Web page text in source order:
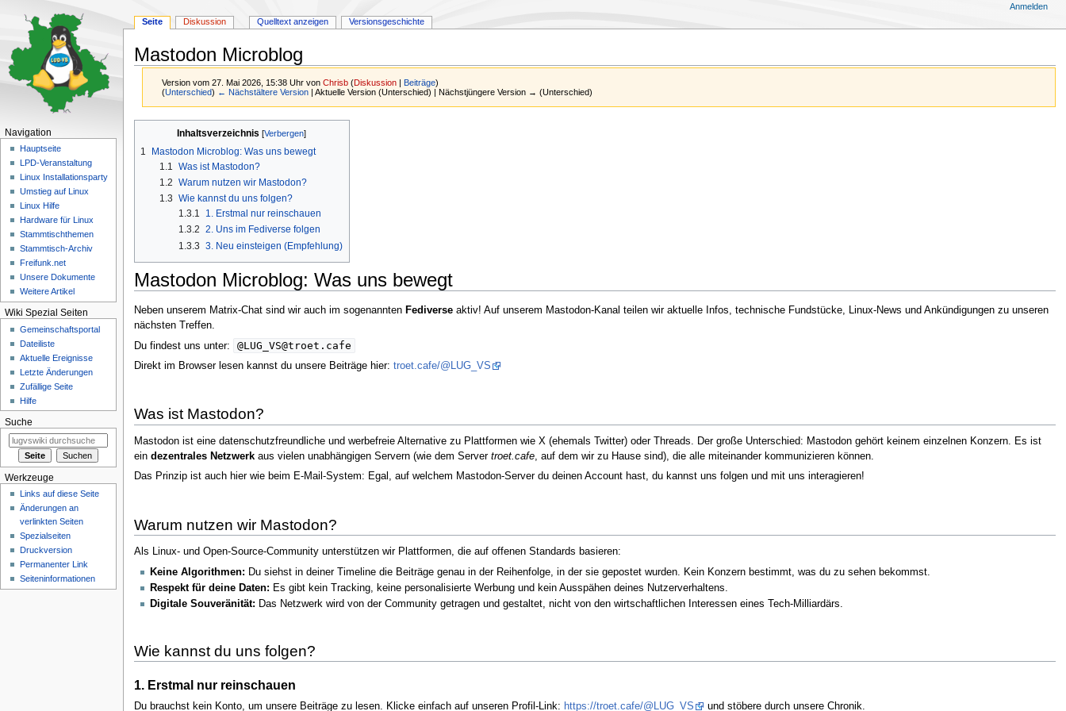
Mastodon Microblog
Version vom 27. Mai 2026, 15:38 Uhr vonChrisb (Diskussion Beiträge)
(Unterschied) ← Nächstältere Version | Aktuelle Version (Unterschied) | Nächstjüngere Version → (Unterschied)
springen
springen
Inhaltsverzeichnis
1
Mastodon Microblog: Was uns bewegt
1.1 Was ist Mastodon?
1.2 Warum nutzen wir Mastodon?
1.3 Wie kannst du uns folgen?
1.3.1
1. Erstmal nur reinschauen
1.3.2 2. Uns im Fediverse folgen
1.3.3 3. Neu einsteigen (Empfehlung)
Mastodon Microblog: Was uns bewegt
Neben unserem Matrix-Chat sind wir auch im sogenannten Fediverseaktiv! Auf unserem Mastodon-Kanal teilen wir aktuelle Infos, technische Fundstücke, Linux-News und Ankündigungen zu unseren
nächsten Treffen.
Du findest uns unter:
@LUG_VS@troet.cafe
Direkt im Browser lesen kannst du unsere Beiträge hier: troet.cafe/@LUG_VS
Was ist Mastodon?
Mastodon ist eine datenschutzfreundliche und werbefreie Alternative zu Plattformen wie X (ehemals Twitter) oder Threads. Der große Unterschied: Mastodon gehört keinem einzelnen Konzern. Es ist
ein dezentrales Netzwerkaus vielen unabhängigen Servern (wie dem Server troet.cafe, auf dem wir zu Hause sind), die alle miteinander kommunizieren können.
Das Prinzip ist auch hier wie beim E-Mail-System: Egal, auf welchem Mastodon-Server du deinen Account hast, du kannst uns folgen und mit uns interagieren!
Warum nutzen wir Mastodon?
Als Linux- und Open-Source-Community unterstützen wir Plattformen, die auf offenen Standards basieren:
Keine Algorithmen: Du siehst in deiner Timeline die Beiträge genau in der Reihenfolge, in der sie gepostet wurden. Kein Konzern bestimmt, was du zu sehen bekommst.
Respekt für deine Daten: Es gibt kein Tracking, keine personalisierte Werbung und kein Ausspähen deines Nutzerverhaltens.
Digitale Souveränität: Das Netzwerk wird von der Community getragen und gestaltet, nicht von den wirtschaftlichen Interessen eines Tech-Milliardärs.
Wie kannst du uns folgen?
1. Erstmal nur reinschauen
Du brauchst kein Konto, um unsere Beiträge zu lesen. Klicke einfach auf unseren Profil-Link: https://troet.cafe/@LUG_VS und stöbere durch unsere Chronik.
Seite Diskussion Quelltext anzeigen Versionsgeschichte
Anmelden
Navigation
Hauptseite
LPD-Veranstaltung
Linux Installationsparty
Umstieg auf Linux
Linux Hilfe
Hardware für Linux
Stammtischthemen
Stammtisch-Archiv
Freifunk.net
Unsere Dokumente
Weitere Artikel
Wiki Spezial Seiten
Gemeinschafts­portal
Dateiliste
Aktuelle Ereignisse
Letzte Änderungen
Zufällige Seite
Hilfe
Suche
Werkzeuge
Links auf diese Seite
Änderungen an
verlinkten Seiten
Spezialseiten
Druckversion
Permanenter Link
Seiten­informationen